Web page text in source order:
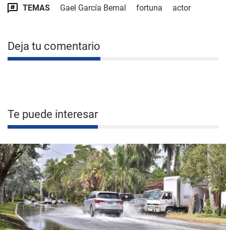
TEMAS Gael García Bernal fortuna actor
Deja tu comentario
Te puede interesar